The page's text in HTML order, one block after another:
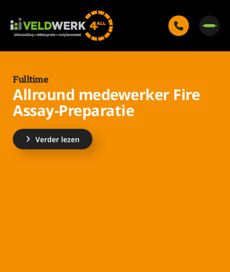
Fulltime
Allround medewerker Fire
Assay-Preparatie
Verder lezen